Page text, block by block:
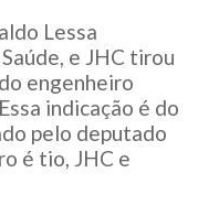
Lessa
e JHC tirou
engenheiro
indicação é do
pelo deputado
é tio, JHC e